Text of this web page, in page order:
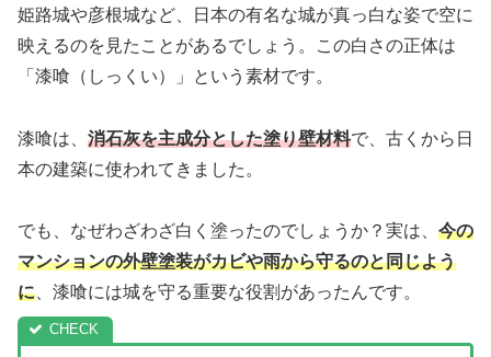
姫路城や彦根城など、日本の有名な城が真っ白な姿で空に
映えるのを見たことがあるでしょう。この白さの正体は
「漆喰（しっくい）」という素材です。
漆喰は、 消石灰を主成分とした塗り壁材料で、古くから日
本の建築に使われてきました。
でも、なぜわざわざ白く塗ったのでしょうか？実は、 今の
マンションの外壁塗装がカビや雨から守るのと同じよう
に、漆喰には城を守る重要な役割があったんです。